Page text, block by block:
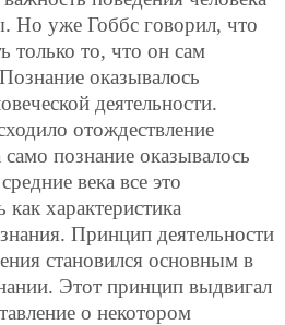
Но уже Гоббс говорил, что
только то, что он сам
оказывалось
деятельности.
отождествление
познание оказывалось
века все это
характеристика
Принцип деятельности
становился основным в
Этот принцип выдвигал
о некотором